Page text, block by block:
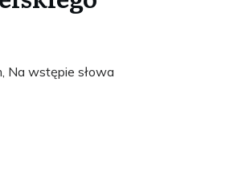
Na wstępie słowa